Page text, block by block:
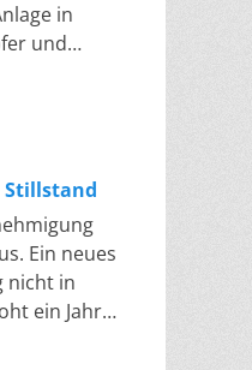
in
und
und
up
Teesside
Stillstand
Ein neues
nicht in
ein Jahr,